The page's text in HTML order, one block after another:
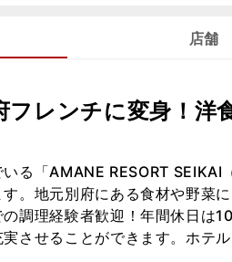
店舗
フレンチに変身！洋
る「AMANE RESORT
。地元別府にある食材や野菜
調理経験者歓迎！年間休日は
させることができます。ホテ